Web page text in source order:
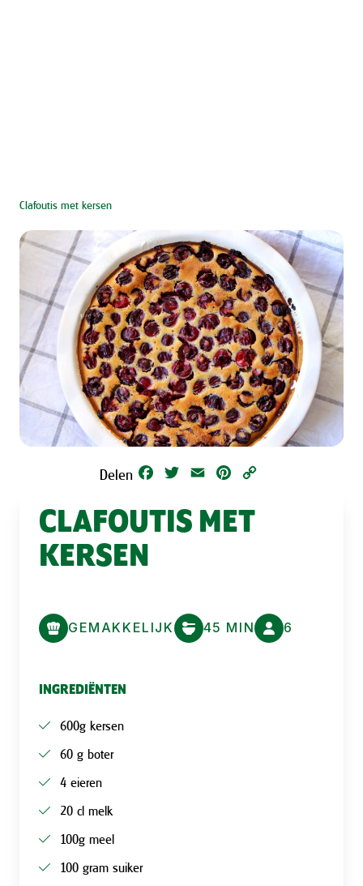
Clafoutis met kersen
Delen Facebook
Twitter Email Pinterest
CLAFOUTIS MET
KERSEN
GEMAKKELIJK 45 MIN 6
INGREDIËNTEN
600g kersen
60 g boter
4 eieren
20 cl melk
100g meel
100 gram suiker